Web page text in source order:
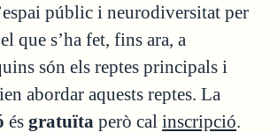
públic i neurodiversitat per
que s’ha fet, fins ara, a
són els reptes principals i
abordar aquests reptes. La
és gratuïta però cal inscripció.